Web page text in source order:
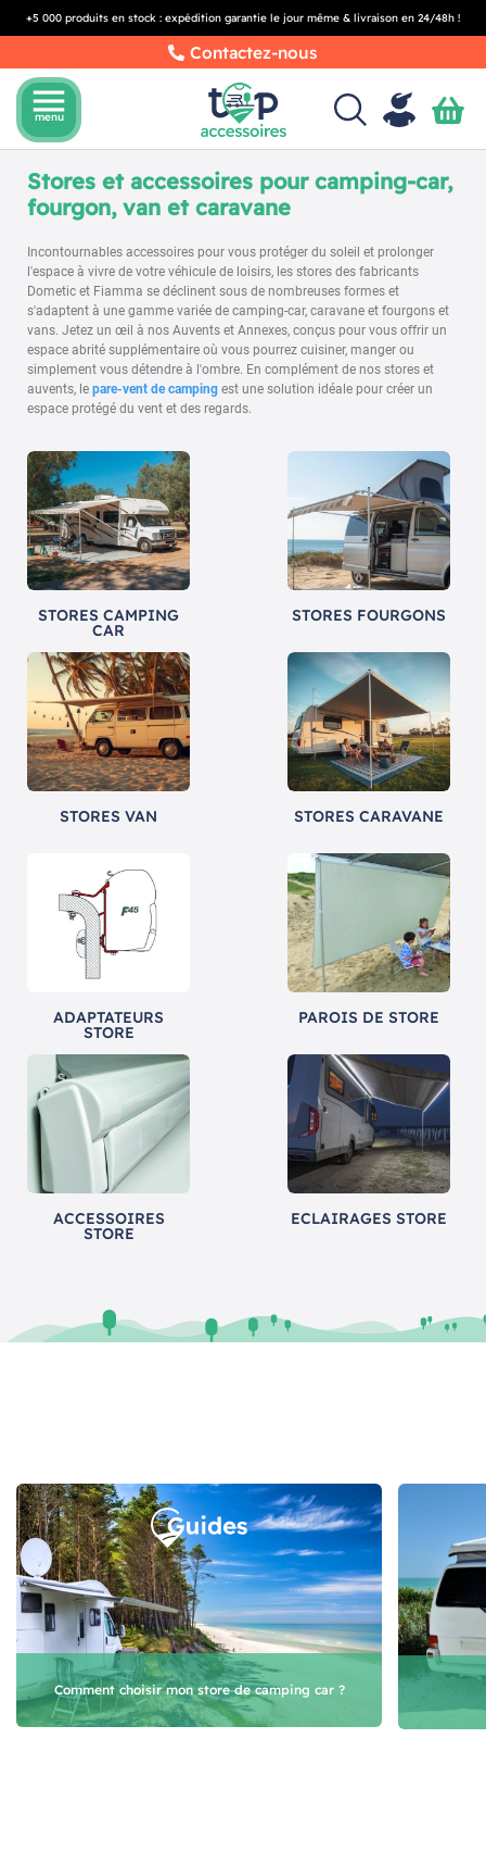
+5 000 produits en stock : expédition garantie le jour même & livraison en 24/48h !
Contactez-nous
menu
menu
Stores et accessoires pour camping-car,
fourgon, van et caravane
Incontournables accessoires pour vous protéger du soleil et prolonger
l'espace à vivre de votre véhicule de loisirs, les stores des fabricants
Dometic et Fiamma se déclinent sous de nombreuses formes et
s'adaptent à une gamme variée de camping-car, caravane et fourgons et
vans. Jetez un œil à nos Auvents et Annexes, conçus pour vous offrir un
espace abrité supplémentaire où vous pourrez cuisiner, manger ou
simplement vous détendre à l'ombre. En complément de nos stores et
auvents, le pare-vent de camping est une solution idéale pour créer un
espace protégé du vent et des regards.
STORES CAMPING
CAR
STORES FOURGONS
STORES VAN STORES CARAVANE
ADAPTATEURS
STORE
PAROIS DE STORE
ACCESSOIRES
STORE
ECLAIRAGES STORE
Comment choisir mon store de camping car ?